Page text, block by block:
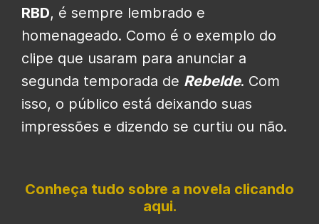
RBD, é sempre lembrado e
homenageado. Como é o exemplo do
clipe que usaram para anunciar a
segunda temporada de Rebelde. Com
isso, o público está deixando suas
impressões e dizendo se curtiu ou não.
Conheça tudo sobre a novela clicando
aqui.